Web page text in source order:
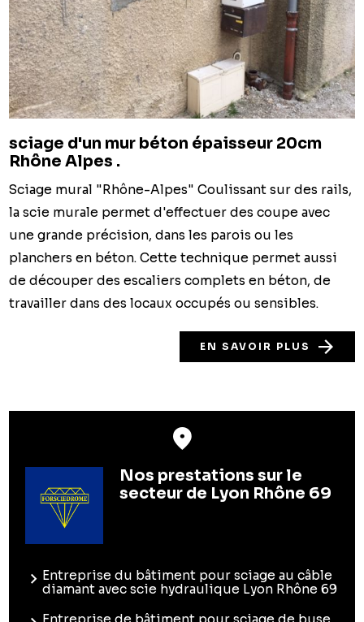
sciage d'un mur béton épaisseur 20cm
Rhône Alpes .
Sciage mural "Rhône-Alpes" Coulissant sur des rails,
la scie murale permet d'effectuer des coupe avec
une grande précision, dans les parois ou les
planchers en béton. Cette technique permet aussi
de découper des escaliers complets en béton, de
travailler dans des locaux occupés ou sensibles.
EN SAVOIR PLUS
Nos prestations sur le
secteur de Lyon Rhône 69
Entreprise du bâtiment pour sciage au câble
diamant avec scie hydraulique Lyon Rhône 69